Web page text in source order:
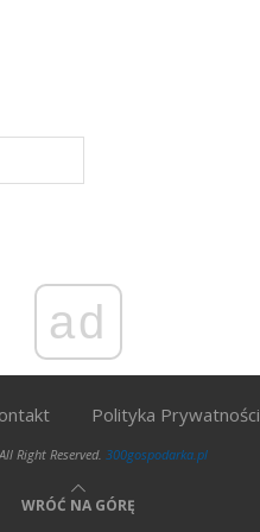
ad
Polityka Prywatności
Right Reserved. 300gospodarka.pl
WRÓĆ NA GÓRĘ